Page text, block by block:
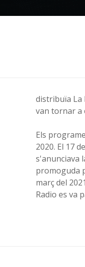
distribuïa La
van tornar a
Els
2020. El 17
s'anunciava
promoguda
març del
Radio es va